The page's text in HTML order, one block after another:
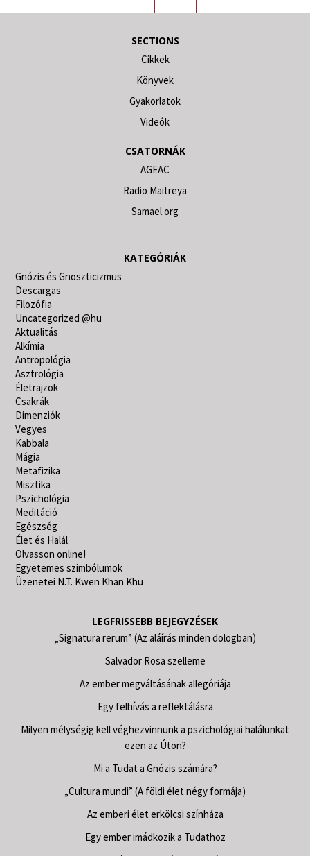
SECTIONS
Cikkek
Könyvek
Gyakorlatok
Videók
CSATORNÁK
AGEAC
Radio Maitreya
Samael.org
KATEGÓRIÁK
Gnózis és Gnoszticizmus
Descargas
Filozófia
Uncategorized @hu
Aktualitás
Alkímia
Antropológia
Asztrológia
Életrajzok
Csakrák
Dimenziók
Vegyes
Kabbala
Mágia
Metafizika
Misztika
Pszichológia
Meditáció
Egészség
Élet és Halál
Olvasson online!
Egyetemes szimbólumok
Üzenetei N.T. Kwen Khan Khu
LEGFRISSEBB BEJEGYZÉSEK
„Signatura rerum” (Az aláírás minden dologban)
Salvador Rosa szelleme
Az ember megváltásának allegóriája
Egy felhívás a reflektálásra
Milyen mélységig kell véghezvinnünk a pszichológiai halálunkat
ezen az Úton?
Mi a Tudat a Gnózis számára?
„Cultura mundi” (A földi élet négy formája)
Az emberi élet erkölcsi színháza
Egy ember imádkozik a Tudathoz